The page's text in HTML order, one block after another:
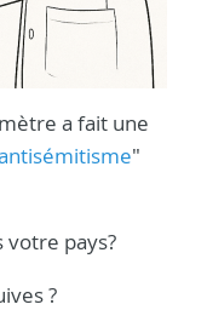
a fait une
"
votre pays?
?